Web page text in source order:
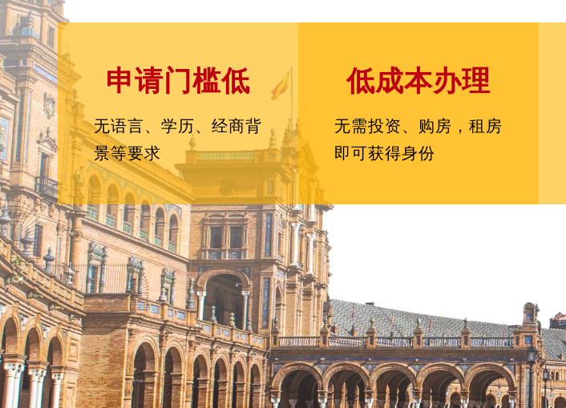
申请门槛低
无语言、学历、经商背
景等要求
低成本办理
无需投资、购房，租房
即可获得身份